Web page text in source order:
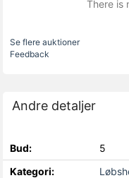
There is
Se flere auktioner
Feedback
Andre detaljer
Bud:
5
Kategori: